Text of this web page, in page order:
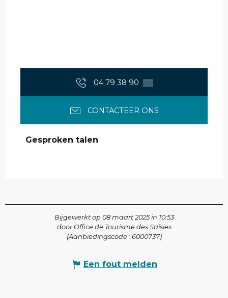
04 79 38 90 ▒▒
CONTACTEER ONS
Gesproken talen
Gesproken talen
Bijgewerkt op 08 maart 2025 in 10:53
door Office de Tourisme des Saisies
(Aanbiedingscode : 6000737)
Een fout melden